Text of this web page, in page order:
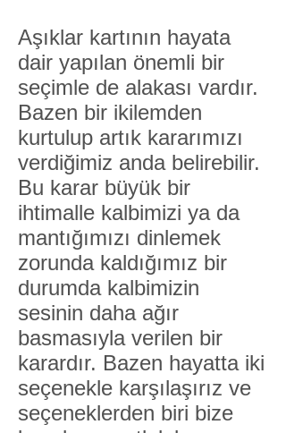
Aşıklar kartının hayata
dair yapılan önemli bir
seçimle de alakası vardır.
Bazen bir ikilemden
kurtulup artık kararımızı
verdiğimiz anda belirebilir.
Bu karar büyük bir
ihtimalle kalbimizi ya da
mantığımızı dinlemek
zorunda kaldığımız bir
durumda kalbimizin
sesinin daha ağır
basmasıyla verilen bir
karardır. Bazen hayatta iki
seçenekle karşılaşırız ve
seçeneklerden biri bize